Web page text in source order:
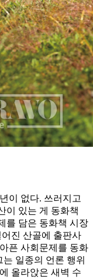
이 없다. 쓰러지고
이 있는 게 동화책
를 담은 동화책 시장
진 산골에 출판사
픈 사회문제를 동화
일종의 언론 행위
올라앉은 새벽 수